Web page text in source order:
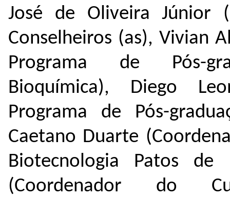
José de Oliveira Júnior
Conselheiros (as), Vivian
Programa de Pós-
Bioquímica), Diego
Programa de Pós-
Caetano Duarte
Biotecnologia Patos de
(Coordenador do